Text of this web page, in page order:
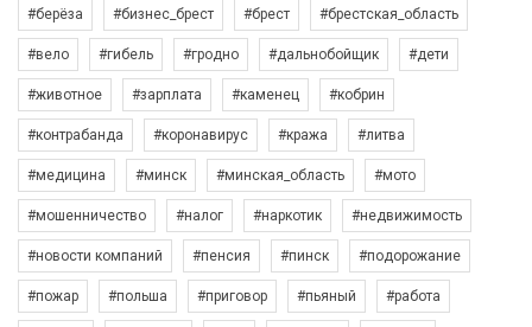
#берёза #бизнес_брест #брест #брестская_область
#вело #гибель #гродно #дальнобойщик #дети
#животное #зарплата #каменец #кобрин
#контрабанда #коронавирус #кража #литва
#медицина #минск #минская_область #мото
#мошенничество #налог #наркотик #недвижимость
#новости компаний #пенсия #пинск #подорожание
#пожар #польша #приговор #пьяный #работа